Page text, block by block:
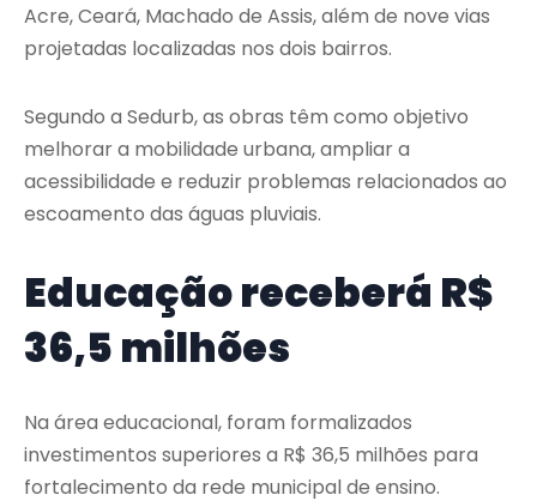
Acre, Ceará, Machado de Assis, além de nove vias
projetadas localizadas nos dois bairros.
Segundo a Sedurb, as obras têm como objetivo
melhorar a mobilidade urbana, ampliar a
acessibilidade e reduzir problemas relacionados ao
escoamento das águas pluviais.
Educação receberá R$
36,5 milhões
Na área educacional, foram formalizados
investimentos superiores a R$ 36,5 milhões para
fortalecimento da rede municipal de ensino.